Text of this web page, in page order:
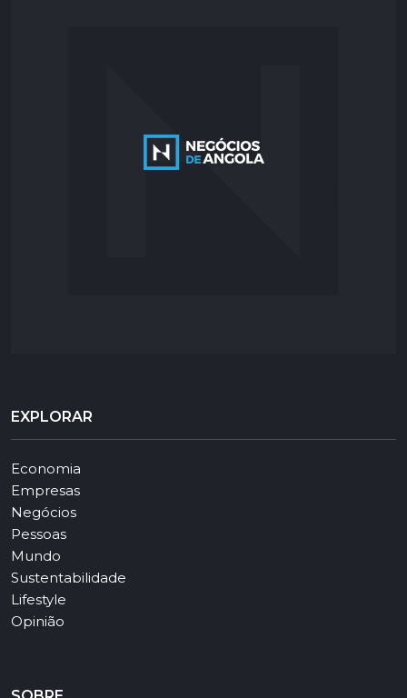
EXPLORAR
Economia
Empresas
Negócios
Pessoas
Mundo
Sustentabilidade
Lifestyle
Opinião